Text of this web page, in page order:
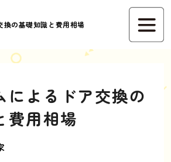
換の基礎知識と費用相場
によるドア交換の
費用相場